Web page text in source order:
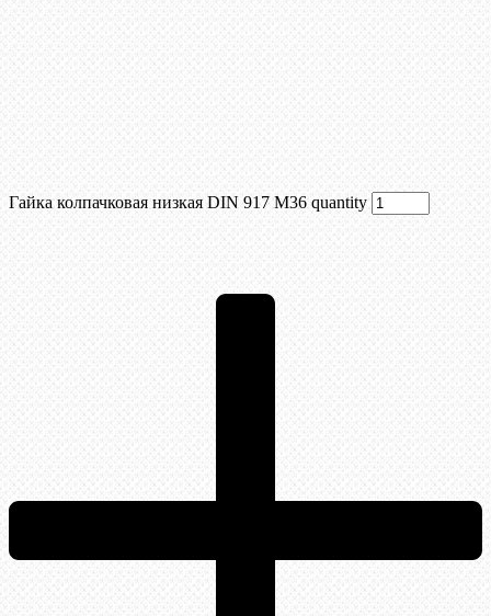
Гайка колпачковая низкая DIN 917 М36 quantity